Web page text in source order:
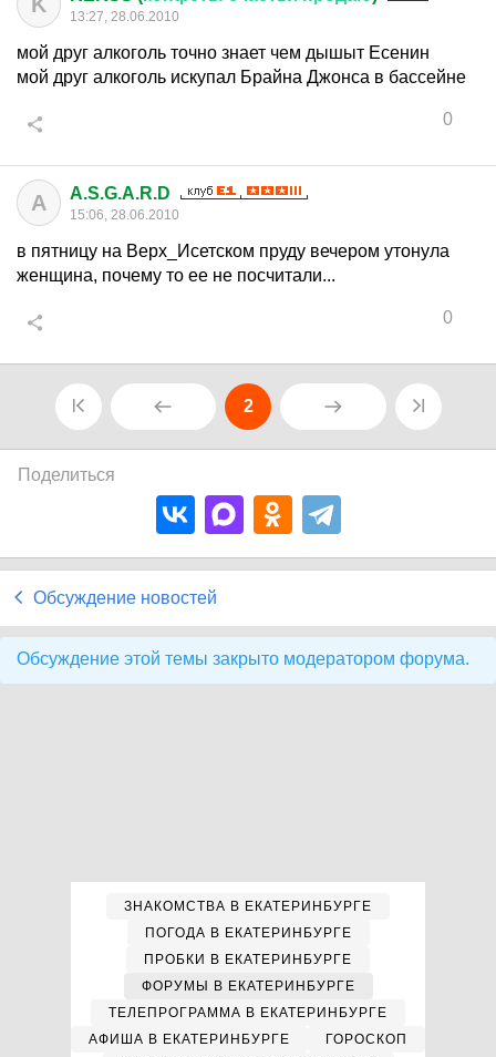
13:27, 28.06.2010
мой друг алкоголь точно знает чем дышыт Есенин
мой друг алкоголь искупал Брайна Джонса в бассейне
0
A A.S.G.A.R.D
15:06, 28.06.2010
в пятницу на Верх_Исетском пруду вечером утонула
женщина, почему то ее не посчитали...
0
2
Поделиться
Обсуждение новостей
Обсуждение этой темы закрыто модератором форума.
ЗНАКОМСТВА В ЕКАТЕРИНБУРГЕ
ПОГОДА В ЕКАТЕРИНБУРГЕ
ПРОБКИ В ЕКАТЕРИНБУРГЕ
ФОРУМЫ В ЕКАТЕРИНБУРГЕ
ТЕЛЕПРОГРАММА В ЕКАТЕРИНБУРГЕ
АФИША В ЕКАТЕРИНБУРГЕ
ГОРОСКОП